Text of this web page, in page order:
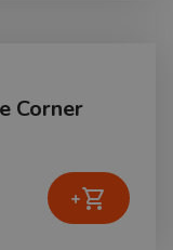
Corner
+shopping_cart